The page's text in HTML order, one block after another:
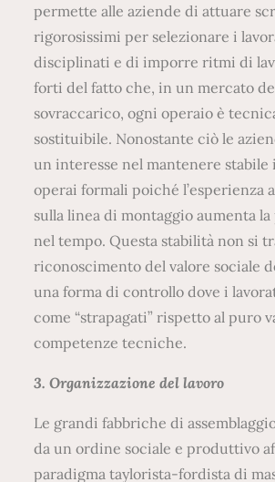
permette alle aziende di attuare
rigorosissimi per selezionare i
disciplinati e di imporre ritmi di
forti del fatto che, in un mercato
sovraccarico, ogni operaio è
sostituibile. Nonostante ciò le
un interesse nel mantenere stabile
operai formali poiché l’esperienza
sulla linea di montaggio aumenta
nel tempo. Questa stabilità non si
riconoscimento del valore sociale
una forma di controllo dove i
come “strapagati” rispetto al puro
competenze tecniche.
3. Organizzazione del lavoro
Le grandi fabbriche di
da un ordine sociale e produttivo
paradigma taylorista-fordista di